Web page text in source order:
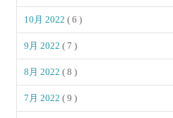
10月 2022( 6 )
9月 2022( 7 )
8月 2022( 8 )
7月 2022( 9 )